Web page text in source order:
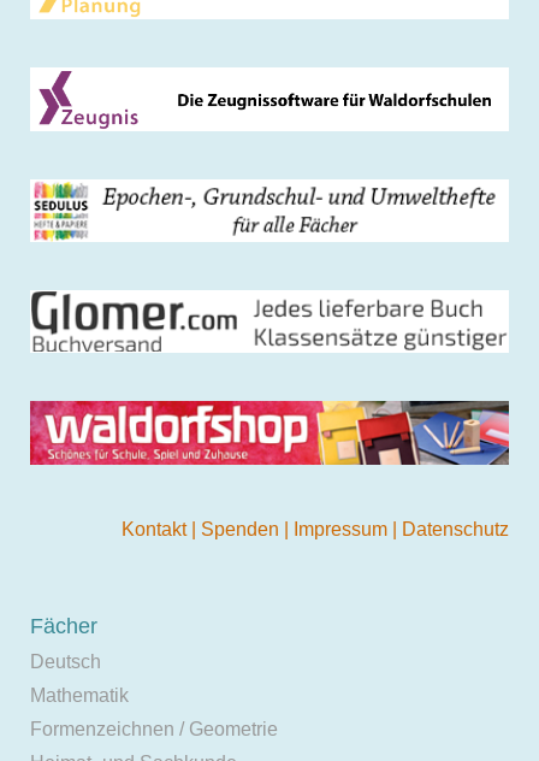
Kontakt Spenden Impressum Datenschutz
Fächer
Deutsch
Mathematik
Formenzeichnen / Geometrie